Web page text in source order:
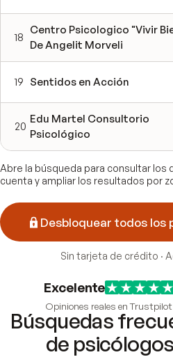
18
Centro Psicologico "Vivir
De Angelit Morveli
19 Sentidos en Acción
20
Edu Martel Consultorio
Psicológico
Abre la búsqueda para consultar los
cuenta y ampliar los resultados por
Desbloquear todos los
Sin tarjeta de crédito ·
Excelente
Opiniones reales en Trustpilot
Búsquedas
de